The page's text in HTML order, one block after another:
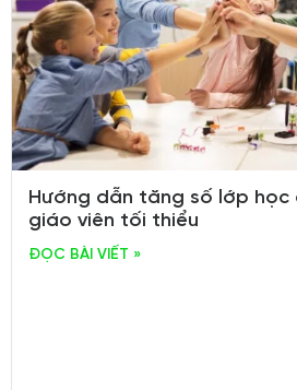
Hướng dẫn tăng số lớp học
giáo viên tối thiểu
ĐỌC BÀI VIẾT »